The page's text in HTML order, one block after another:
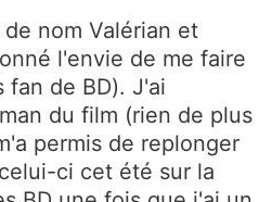
nom Valérian et
l'envie de me faire
fan de BD). J'ai
du film (rien de plus
permis de replonger
ci cet été sur la